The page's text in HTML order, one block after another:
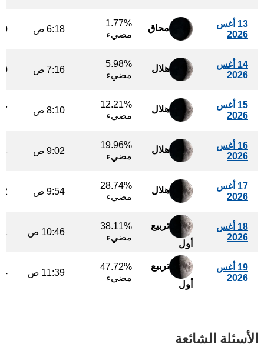
13 أغس
2026
محاق
1.77%
مضيء
6:18 ص
14 أغس
2026
هلال
5.98%
مضيء
7:16 ص
15 أغس
2026
هلال
12.21%
مضيء
8:10 ص
16 أغس
2026
هلال
19.96%
مضيء
9:02 ص
17 أغس
2026
هلال
28.74%
مضيء
9:54 ص
18 أغس
2026
تربيع
أول
38.11%
مضيء
10:46 ص
19 أغس
2026
تربيع
أول
47.72%
مضيء
11:39 ص
الأسئلة الشائعة